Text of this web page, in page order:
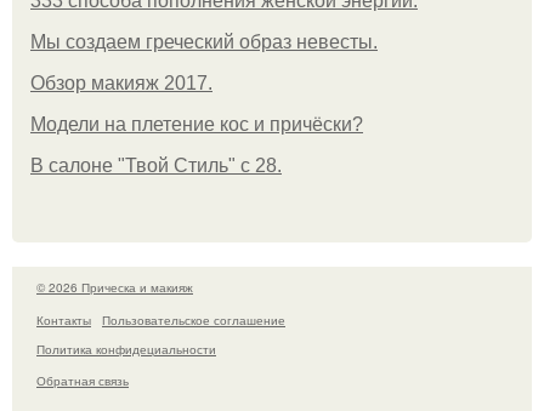
Мы создаем греческий образ невесты.
Обзор макияж 2017.
Модели на плетение кос и причёски?
В салоне "Твой Стиль" с 28.
© 2026 Прическа и макияж
Контакты
Пользовательское соглашение
Политика конфидециальности
Обратная связь